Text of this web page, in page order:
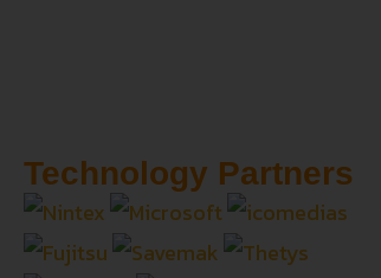
Technology Partners